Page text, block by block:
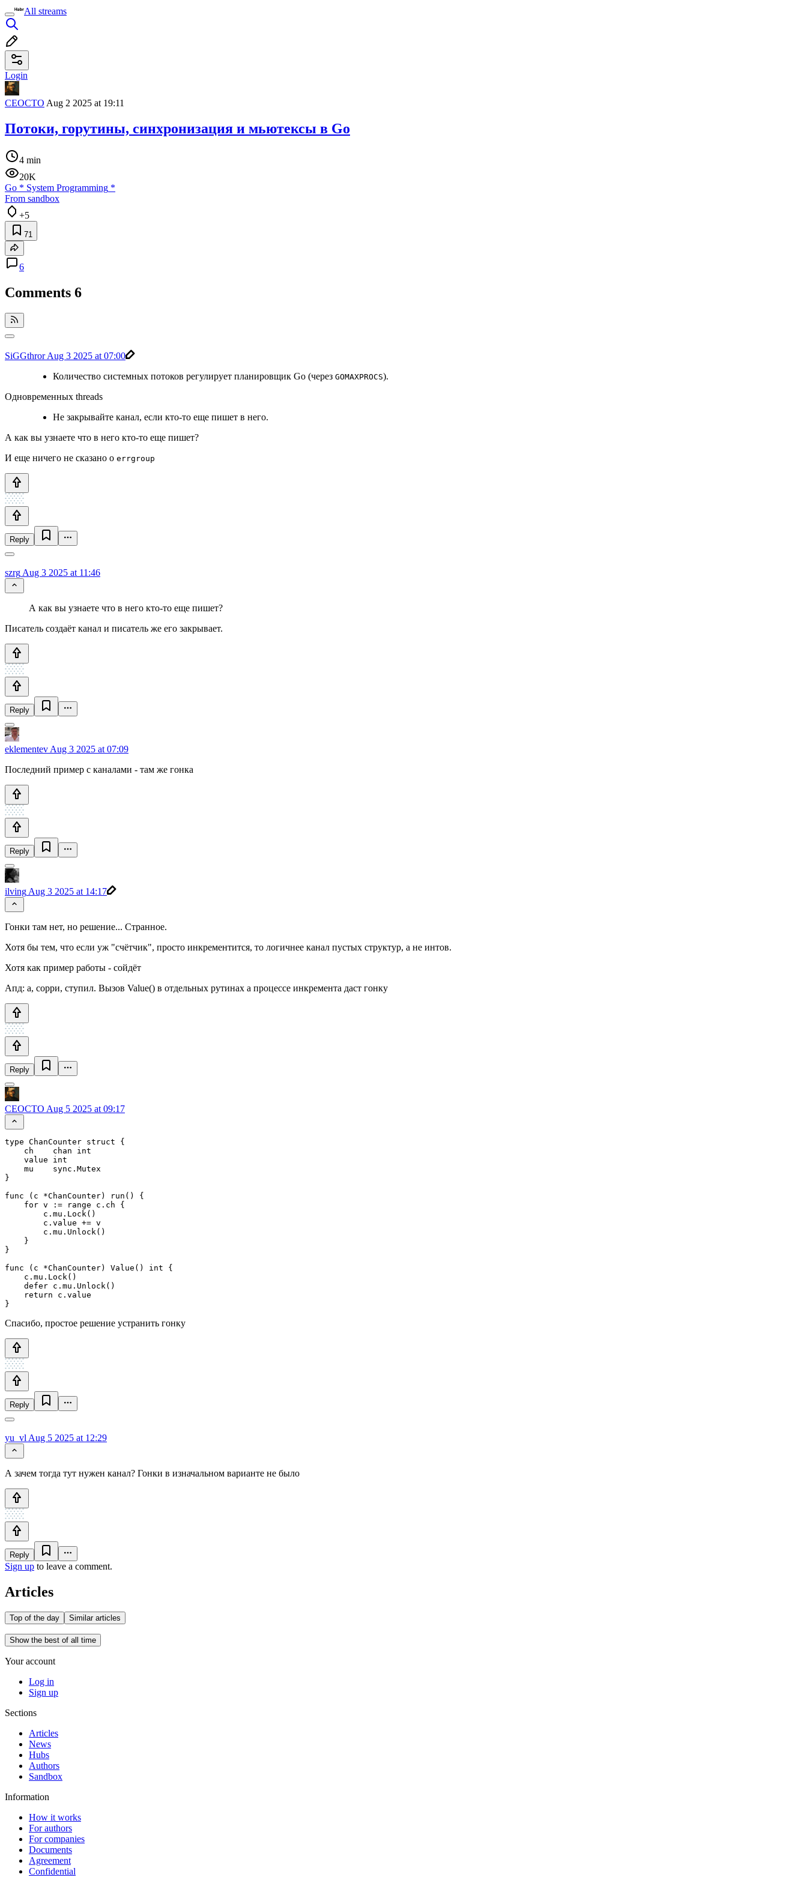
All streams
Login
CEOCTO Aug 2 2025 at 19:11
Потоки, горутины, синхронизация и мьютексы в Go
4 min
20K
Go * System Programming *
From sandbox
+5
71
6
Comments 6
SiGGthrorAug 3 2025 at 07:00
Количество системных потоков регулирует планировщик Go (через GOMAXPROCS).
Одновременных threads
Не закрывайте канал, если кто-то еще пишет в него.
А как вы узнаете что в него кто-то еще пишет?
И еще ничего не сказано о errgroup
Reply
szrg Aug 3 2025 at 11:46
А как вы узнаете что в него кто-то еще пишет?
Писатель создаёт канал и писатель же его закрывает.
Reply
eklementev Aug 3 2025 at 07:09
Последний пример с каналами - там же гонка
Reply
ilving Aug 3 2025 at 14:17
Гонки там нет, но решение... Странное.
Хотя бы тем, что если уж "счётчик", просто инкрементится, то логичнее канал пустых структур, а не интов.
Хотя как пример работы - сойдёт
Апд: а, сорри, ступил. Вызов Value() в отдельных рутинах а процессе инкремента даст гонку
Reply
CEOCTO Aug 5 2025 at 09:17
type ChanCounter struct {
    ch    chan int
    value int
    mu    sync.Mutex
}
func (c *ChanCounter) run() {
    for v := range c.ch {
        c.mu.Lock()
        c.value += v
        c.mu.Unlock()
    }
}
func (c *ChanCounter) Value() int {
    c.mu.Lock()
    defer c.mu.Unlock()
    return c.value
Спасибо, простое решение устранить гонку
Reply
yu_vl Aug 5 2025 at 12:29
А зачем тогда тут нужен канал? Гонки в изначальном варианте не было
Reply
Sign up to leave a comment.
Articles
Top of the day Similar articles
Show the best of all time
Your account
Log in
Sign up
Sections
Articles
News
Hubs
Authors
Sandbox
Information
How it works
For authors
For companies
Documents
Agreement
Confidential